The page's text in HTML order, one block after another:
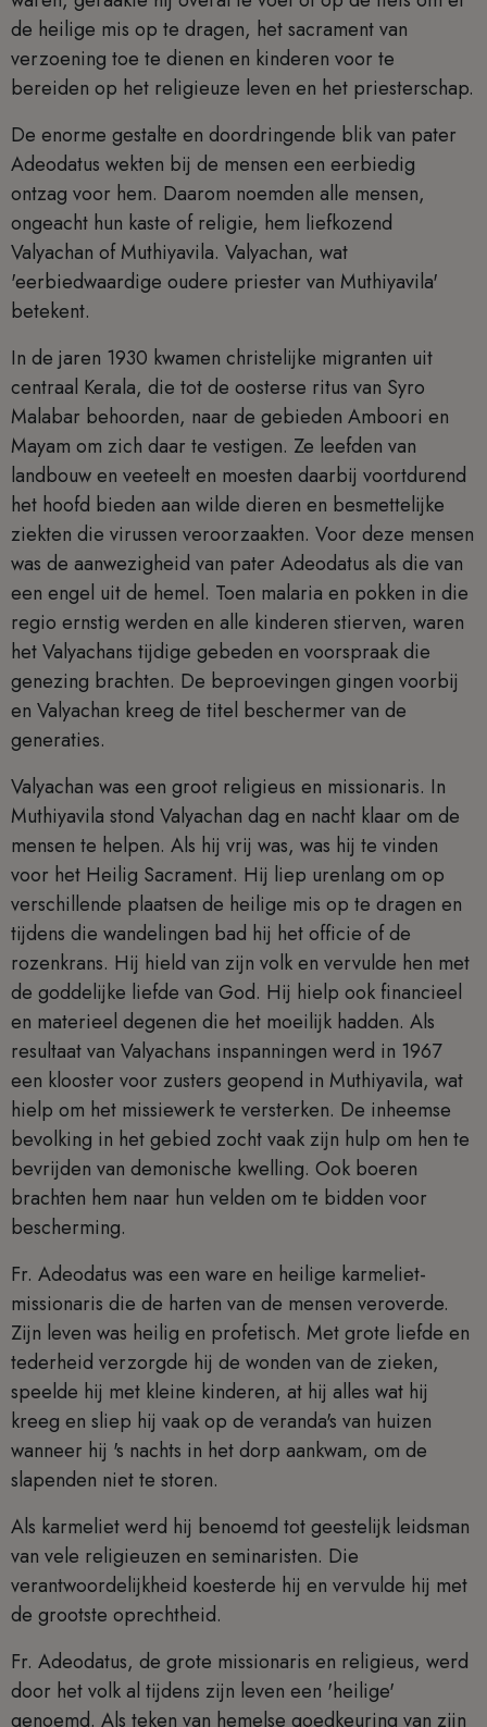
de heilige mis op te dragen, het sacrament van
verzoening toe te dienen en kinderen voor te
bereiden op het religieuze leven en het priesterschap.
De enorme gestalte en doordringende blik van pater
Adeodatus wekten bij de mensen een eerbiedig
ontzag voor hem. Daarom noemden alle mensen,
ongeacht hun kaste of religie, hem liefkozend
Valyachan of Muthiyavila. Valyachan, wat
'eerbiedwaardige oudere priester van Muthiyavila'
betekent.
In de jaren 1930 kwamen christelijke migranten uit
centraal Kerala, die tot de oosterse ritus van Syro
Malabar behoorden, naar de gebieden Amboori en
Mayam om zich daar te vestigen. Ze leefden van
landbouw en veeteelt en moesten daarbij voortdurend
het hoofd bieden aan wilde dieren en besmettelijke
ziekten die virussen veroorzaakten. Voor deze mensen
was de aanwezigheid van pater Adeodatus als die van
een engel uit de hemel. Toen malaria en pokken in die
regio ernstig werden en alle kinderen stierven, waren
het Valyachans tijdige gebeden en voorspraak die
genezing brachten. De beproevingen gingen voorbij
en Valyachan kreeg de titel beschermer van de
generaties.
Valyachan was een groot religieus en missionaris. In
Muthiyavila stond Valyachan dag en nacht klaar om de
mensen te helpen. Als hij vrij was, was hij te vinden
voor het Heilig Sacrament. Hij liep urenlang om op
verschillende plaatsen de heilige mis op te dragen en
tijdens die wandelingen bad hij het officie of de
rozenkrans. Hij hield van zijn volk en vervulde hen met
de goddelijke liefde van God. Hij hielp ook financieel
en materieel degenen die het moeilijk hadden. Als
resultaat van Valyachans inspanningen werd in 1967
een klooster voor zusters geopend in Muthiyavila, wat
hielp om het missiewerk te versterken. De inheemse
bevolking in het gebied zocht vaak zijn hulp om hen te
bevrijden van demonische kwelling. Ook boeren
brachten hem naar hun velden om te bidden voor
bescherming.
Fr. Adeodatus was een ware en heilige karmeliet-
missionaris die de harten van de mensen veroverde.
Zijn leven was heilig en profetisch. Met grote liefde en
tederheid verzorgde hij de wonden van de zieken,
speelde hij met kleine kinderen, at hij alles wat hij
kreeg en sliep hij vaak op de veranda's van huizen
wanneer hij 's nachts in het dorp aankwam, om de
slapenden niet te storen.
Als karmeliet werd hij benoemd tot geestelijk leidsman
van vele religieuzen en seminaristen. Die
verantwoordelijkheid koesterde hij en vervulde hij met
de grootste oprechtheid.
Fr. Adeodatus, de grote missionaris en religieus, werd
door het volk al tijdens zijn leven een 'heilige'
genoemd. Als teken van hemelse goedkeuring van zijn